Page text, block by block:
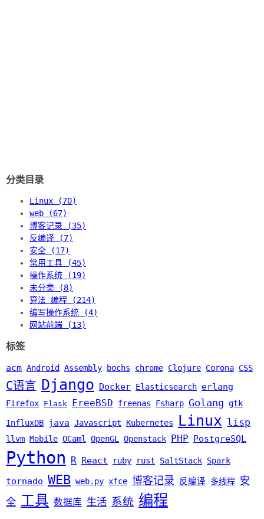
分类目录
Linux (70)
web (67)
博客记录 (35)
反编译 (7)
安全 (17)
常用工具 (45)
操作系统 (19)
未分类 (8)
算法 编程 (214)
编写操作系统 (4)
网站前端 (13)
标签
acm Android Assembly bochs chrome Clojure Corona CSS
C语言 Django Docker Elasticsearch erlang
Firefox Flask FreeBSD freenas Fsharp Golang gtk
InfluxDB java Javascript Kubernetes Linux lisp
llvm Mobile OCaml OpenGL Openstack PHP PostgreSQL
Python R React ruby rust SaltStack Spark
tornado WEB web.py xfce 博客记录 反编译 多线程 安
全 工具 数据库 生活 系统 编程